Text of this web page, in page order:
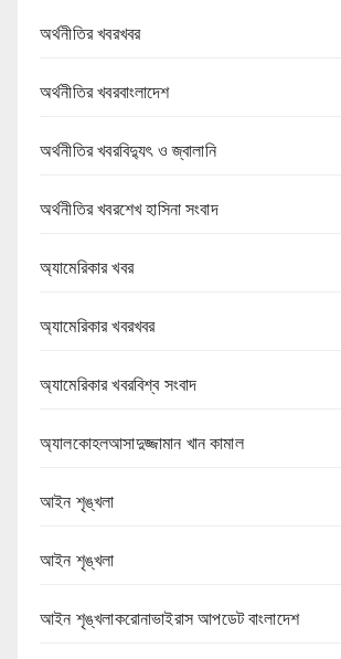
অর্থনীতির খবরখবর
অর্থনীতির খবরবাংলাদেশ
অর্থনীতির খবরবিদ্যুৎ ও জ্বালানি
অর্থনীতির খবরশেখ হাসিনা সংবাদ
অ্যামেরিকার খবর
অ্যামেরিকার খবরখবর
অ্যামেরিকার খবরবিশ্ব সংবাদ
অ্যালকোহলআসাদুজ্জামান খান কামাল
আইন শৃঙ্খলা
আইন শৃঙ্খলা
আইন শৃঙ্খলাকরোনাভাইরাস আপডেট বাংলাদেশ